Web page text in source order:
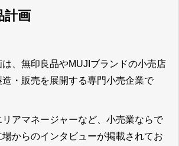
計画
、無印良品やMUJIブランドの小売店
・販売を展開する専門小売企業で
アマネージャーなど、小売業ならで
からのインタビューが掲載されてお